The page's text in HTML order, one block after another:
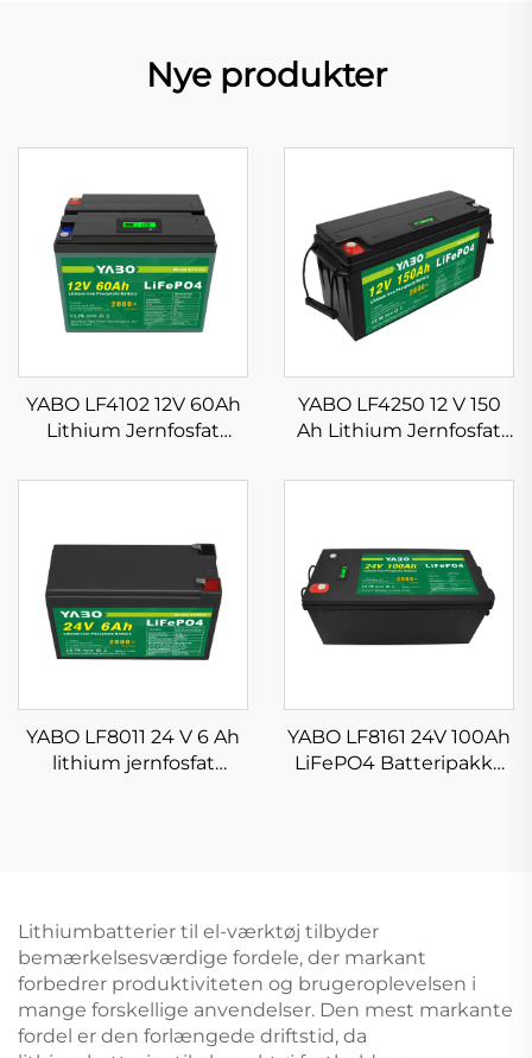
Nye produkter
YABO LF4102 12V 60Ah
Lithium Jernfosfat
Cyklus Lithiumbatterier
trollersmotor og off-
grid-anvendelser
YABO LF4250 12 V 150
Ah Lithium Jernfosfat
Lithium LiFePO4
YABO LF8011 24 V 6 Ah
lithium jernfosfat
YABO LF8161 24V 100Ah
LiFePO4 Batteripakke
Lithiumbatterier til el-værktøj tilbyder
bemærkelsesværdige fordele, der markant
forbedrer produktiviteten og brugeroplevelsen i
mange forskellige anvendelser. Den mest markante
fordel er den forlængede driftstid, da